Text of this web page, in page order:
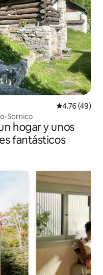
Calificación
4.76 (49)
Sornico
hogar y unos
fantásticos